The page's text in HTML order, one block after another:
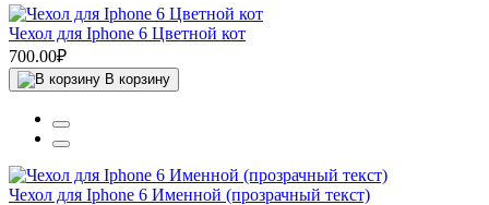
Чехол для Iphone 6 Цветной кот
700.00₽
В корзину
Чехол для Iphone 6 Именной (прозрачный текст)